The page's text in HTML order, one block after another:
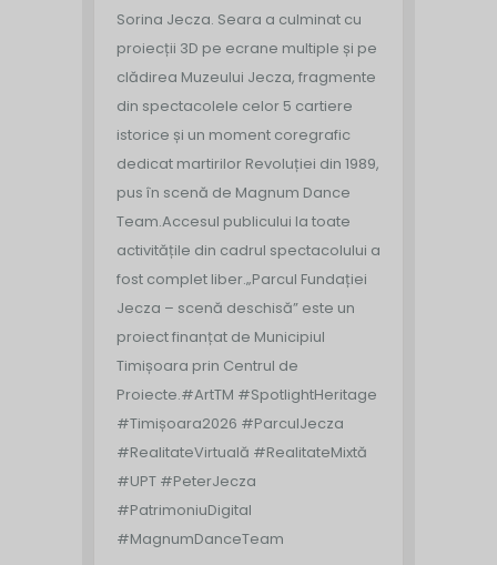
Sorina Jecza. Seara a culminat cu
proiecții 3D pe ecrane multiple și pe
clădirea Muzeului Jecza, fragmente
din spectacolele celor 5 cartiere
istorice și un moment coregrafic
dedicat martirilor Revoluției din 1989,
pus în scenă de Magnum Dance
Team.Accesul publicului la toate
activitățile din cadrul spectacolului a
fost complet liber.„Parcul Fundației
Jecza – scenă deschisă” este un
proiect finanțat de Municipiul
Timișoara prin Centrul de
Proiecte.#ArtTM #SpotlightHeritage
#Timișoara2026 #ParculJecza
#RealitateVirtuală #RealitateMixtă
#UPT #PeterJecza
#PatrimoniuDigital
#MagnumDanceTeam